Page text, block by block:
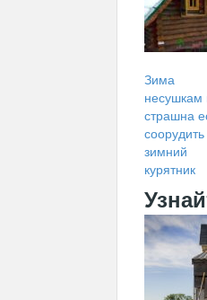
Зима
несушкам
страшна
соорудить
зимний
курятник